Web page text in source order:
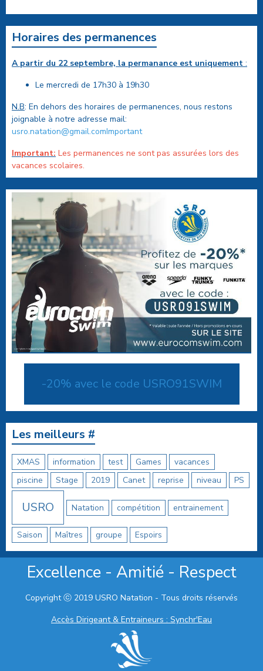
Horaires des permanences
A partir du 22 septembre, la permanance est uniquement :
Le mercredi de 17h30 à 19h30
N.B: En dehors des horaires de permanences, nous restons
joignable à notre adresse mail:
usro.natation@gmail.comImportant
Important: Les permanences ne sont pas assurées lors des
vacances scolaires.
-20% avec le code USRO91SWIM
Les meilleurs #
XMAS information test Games
vacances
piscine
Stage 2019 Canet reprise niveau PS
USRO Natation compétition entrainement
Saison Maîtres groupe Espoirs
Excellence - Amitié - Respect
Copyright ⓒ 2019 USRO Natation - Tous droits réservés
Accès Dirigeant & Entraineurs : Synchr'Eau